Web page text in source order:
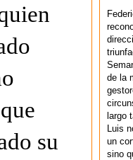
su
de la
largo
Luis
un
sino